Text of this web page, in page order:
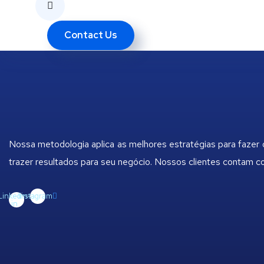
Contact Us
Nossa metodologia aplica as melhores estratégias para
trazer resultados para seu negócio. Nossos clientes contam
in
Instagram